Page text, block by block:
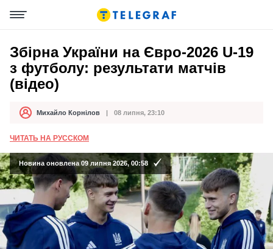
Збірна України на Євро-2026 U-19
з футболу: результати матчів
(відео)
АвторМихайло Корнілов
Дата публікації 08 липня, 23:10
ЧИТАТЬ НА РУССКОМ
Новина оновлена 09 липня 2026, 00:58